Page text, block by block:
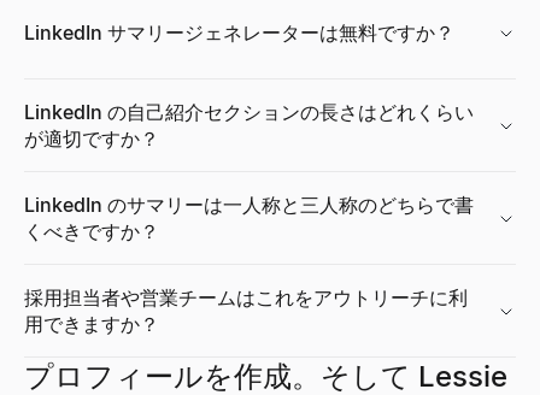
AIでパーソナライズされたB2Bコールドメールを生成——件名と
詳しく見る→
無料メール検証ツール
詳しく見る→
購買モードにある最近資金調達したB2B企業を追跡 — 資金調達
詳しく見る→
購買シグナルデコーダー
詳しく見る→
無料のAI搭載CVビルダー。スマートな提案、プロフェッショ
詳しく見る→
職務経歴書要約ジェネレーター
詳しく見る→
無料のAIヘッドショットジェネレーターでプロフェッショナル
詳しく見る→
CPM 計算ツール
詳しく見る→
LinkedIn サマリージェネレーターは無料ですか？
LinkedIn の自己紹介セクションの長さはどれくらい
が適切ですか？
LinkedIn のサマリーは一人称と三人称のどちらで書
くべきですか？
採用担当者や営業チームはこれをアウトリーチに利
用できますか？
プロフィールを作成。そして Lessie